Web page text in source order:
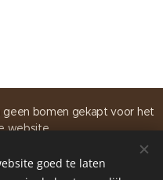
bomen gekapt voor het
website .
Cookies
goed te laten